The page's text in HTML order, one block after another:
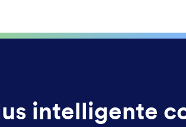
intelligente